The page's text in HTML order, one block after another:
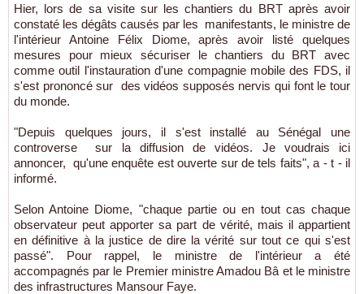
Hier, lors de sa visite sur les chantiers du BRT après avoir
constaté les dégâts causés par les manifestants, le ministre de
l'intérieur Antoine Félix Diome, après avoir listé quelques
mesures pour mieux sécuriser le chantiers du BRT avec
comme outil l'instauration d'une compagnie mobile des FDS, il
s'est prononcé sur des vidéos supposés nervis qui font le tour
du monde.
"Depuis quelques jours, il s'est installé au Sénégal une
controverse sur la diffusion de vidéos. Je voudrais ici
annoncer, qu'une enquête est ouverte sur de tels faits", a - t - il
informé.
Selon Antoine Diome, "chaque partie ou en tout cas chaque
observateur peut apporter sa part de vérité, mais il appartient
en définitive à la justice de dire la vérité sur tout ce qui s'est
passé". Pour rappel, le ministre de l'intérieur a été
accompagnés par le Premier ministre Amadou Bâ et le ministre
des infrastructures Mansour Faye.